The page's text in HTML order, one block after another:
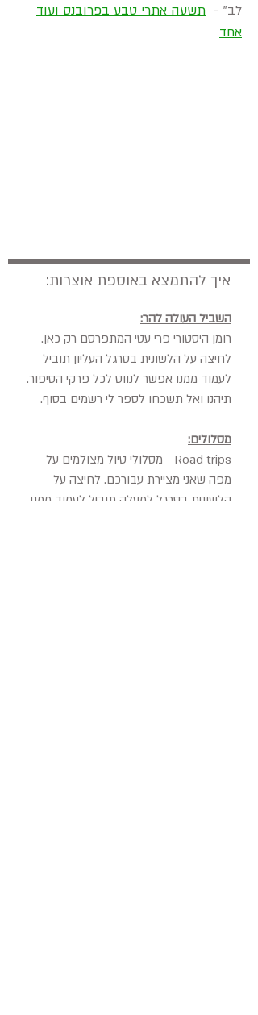
לב" - תשעה אתרי טבע בפרובנס ועוד
אחד
איך להתמצא באוספת אוצרות:
השביל העולה להר:
רומן היסטורי פרי עטי המתפרסם רק כאן.
לחיצה על הלשונית בסרגל העליון תוביל
לעמוד ממנו אפשר לנווט לכל פרקי הסיפור.
תיהנו ואל תשכחו לספר לי רשמים בסוף.
מסלולים:
Road trips - מסלולי טיול מצולמים על
מפה שאני מציירת עבורכם. לחיצה על
הלשונית בסרגל למעלה תוביל לעמוד ממנו